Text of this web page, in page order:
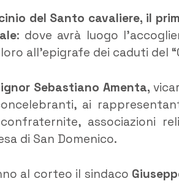
del Santo cavaliere, il
: dove avrà luogo
all’epigrafe dei caduti del
Sebastiano Amenta,
ai
associazioni
di San Domenico.
al corteo il sindaco